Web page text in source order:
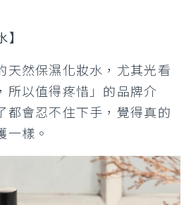
】
天然保濕化妝水，尤其光看
所以值得疼惜」的品牌介
都會忍不住下手，覺得真的
一樣。